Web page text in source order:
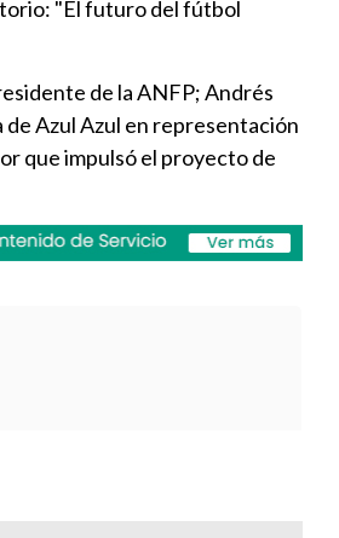
"El futuro del fútbol
de la ANFP; Andrés
Azul Azul en representación
que impulsó el proyecto de